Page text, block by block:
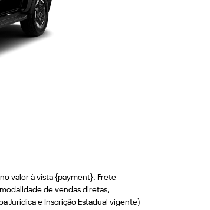
valor à vista {payment}. Frete
de vendas diretas,
Jurídica e Inscrição Estadual vigente)